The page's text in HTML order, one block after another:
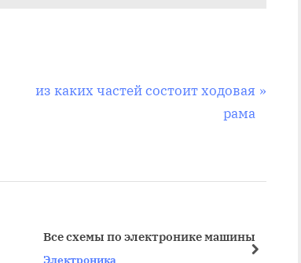
N
P
из каких частей состоит ходовая
рама
Все схемы по электронике машины
Электроника next